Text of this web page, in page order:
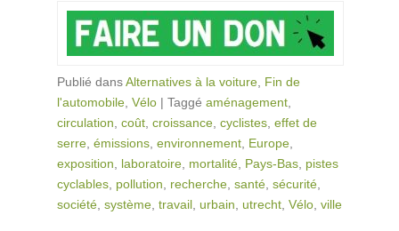
Publié dansAlternatives à la voiture, Fin de
l'automobile, Vélo | Taggé aménagement,
circulation, coût, croissance, cyclistes, effet de
serre, émissions, environnement, Europe,
exposition, laboratoire, mortalité, Pays-Bas, pistes
cyclables, pollution, recherche, santé, sécurité,
société, système, travail, urbain, utrecht, Vélo, ville